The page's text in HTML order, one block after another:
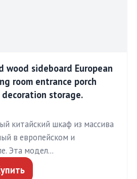
wood sideboard European
room entrance porch
storage.
китайский шкаф из массива
в европейском и
Эта модел…